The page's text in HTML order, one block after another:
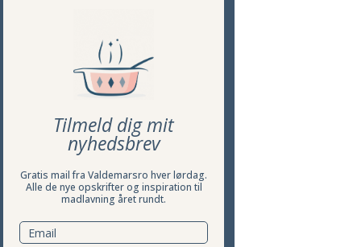
Tilmeld dig mit
nyhedsbrev
Gratis mail fra Valdemarsro hver lørdag.
Alle de nye opskrifter og inspiration til
madlavning året rundt.